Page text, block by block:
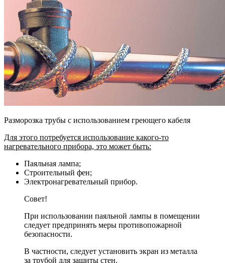
Разморозка трубы с использованием греющего кабеля
Для этого потребуется использование какого-то
нагревательного прибора, это может быть:
Паяльная лампа;
Строительный фен;
Электронагревательный прибор.
Совет!
При использовании паяльной лампы в помещении
следует предпринять меры противопожарной
безопасности.
В частности, следует установить экран из металла
за трубой для защиты стен.